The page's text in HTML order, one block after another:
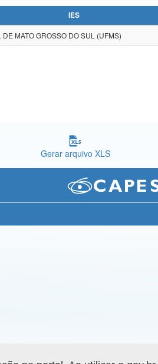
IES
MATO GROSSO DO SUL (UFMS)
Gerar arquivo XLS